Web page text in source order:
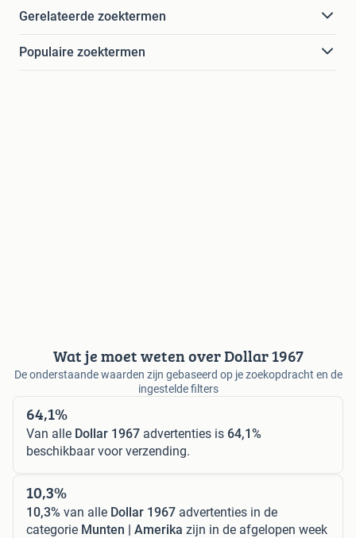
Gerelateerde zoektermen
Populaire zoektermen
Wat je moet weten over Dollar 1967
De onderstaande waarden zijn gebaseerd op je zoekopdracht en de
ingestelde filters
64,1%
Van alle Dollar 1967 advertenties is 64,1%
beschikbaar voor verzending.
10,3%
10,3% van alle Dollar 1967 advertenties in de
categorie Munten | Amerika zijn in de afgelopen week